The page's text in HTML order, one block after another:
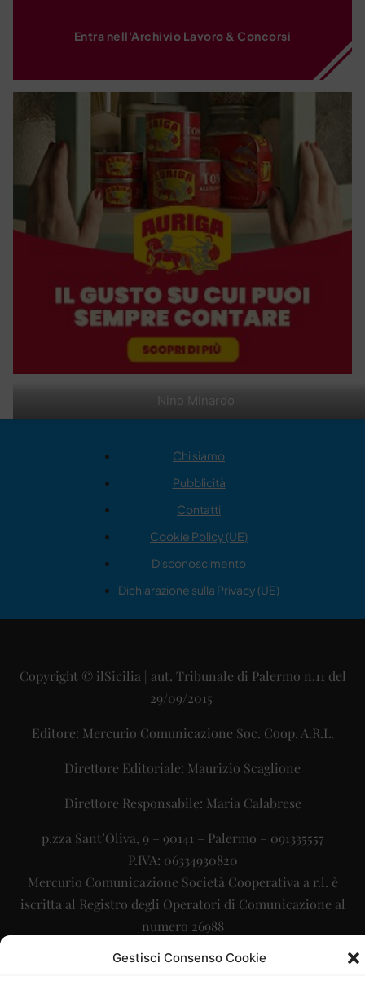
Gestisci Consenso Cookie
Nino Minardo
Entra nell'Archivio Lavoro & Concorsi
Chi siamo
Pubblicità
Contatti
Cookie Policy (UE)
Disconoscimento
Dichiarazione sulla Privacy (UE)
Copyright © ilSicilia | aut. Tribunale di Palermo n.11 del
29/09/2015
Editore: Mercurio Comunicazione Soc. Coop. A.R.L.
Direttore Editoriale: Maurizio Scaglione
Direttore Responsabile: Maria Calabrese
p.zza Sant’Oliva, 9 – 90141 – Palermo – 091335557
P.IVA: 06334930820
Mercurio Comunicazione Società Cooperativa a r.l. è
iscritta al Registro degli Operatori di Comunicazione al
numero 26988
Sito gestito daLa Digitale srl–info@ladigitale.it